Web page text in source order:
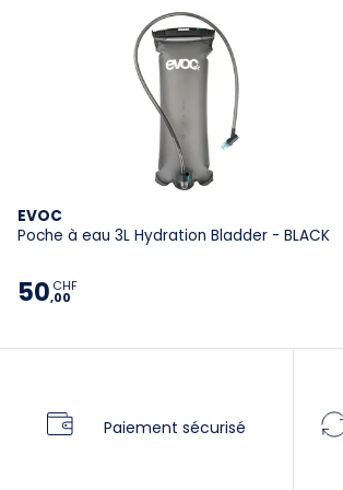
EVOC
Poche à eau 3L Hydration Bladder - BLACK
50,00
CHF
Paiement sécurisé